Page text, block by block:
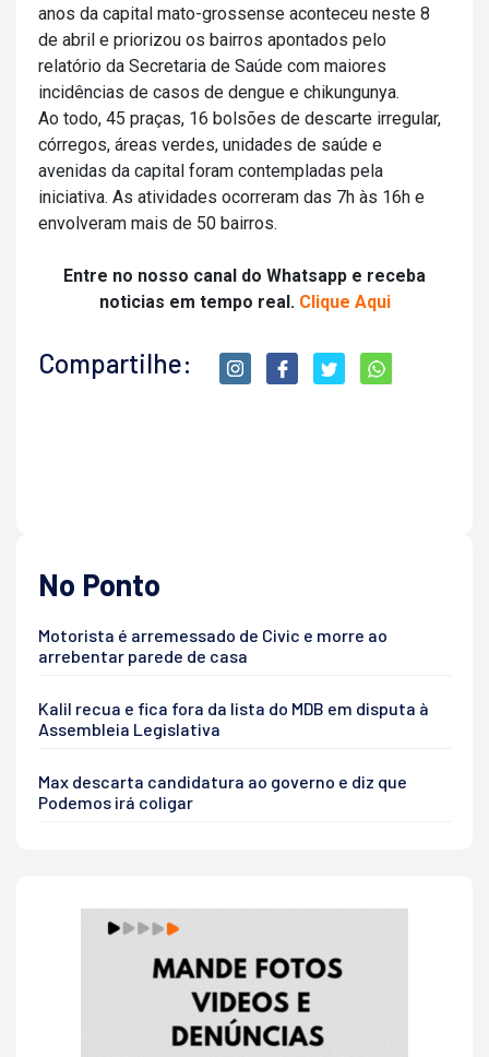
anos da capital mato-grossense aconteceu neste 8
de abril e priorizou os bairros apontados pelo
relatório da Secretaria de Saúde com maiores
incidências de casos de dengue e chikungunya.
Ao todo, 45 praças, 16 bolsões de descarte irregular,
córregos, áreas verdes, unidades de saúde e
avenidas da capital foram contempladas pela
iniciativa. As atividades ocorreram das 7h às 16h e
envolveram mais de 50 bairros.
Entre no nosso canal do Whatsapp e receba
noticias em tempo real. Clique Aqui
Compartilhe:
No Ponto
Motorista é arremessado de Civic e morre ao
arrebentar parede de casa
Kalil recua e fica fora da lista do MDB em disputa à
Assembleia Legislativa
Max descarta candidatura ao governo e diz que
Podemos irá coligar